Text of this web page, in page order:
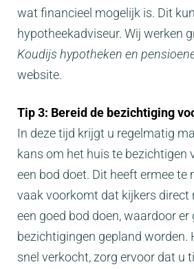
wat financieel mogelijk is. Dit
hypotheekadviseur. Wij werken
Koudijs hypotheken en
website.
Tip 3: Bereid de bezichtiging
In deze tijd krijgt u regelmatig
kans om het huis te bezichtigen
een bod doet. Dit heeft ermee te
vaak voorkomt dat kijkers direct
een goed bod doen, waardoor er
bezichtigingen gepland worden.
snel verkocht, zorg ervoor dat u